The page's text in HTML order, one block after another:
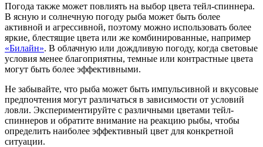
Погода также может повлиять на выбор цвета тейл-спиннера.
В ясную и солнечную погоду рыба может быть более
активной и агрессивной, поэтому можно использовать более
яркие, блестящие цвета или же комбинированные, например
«Билайн». В облачную или дождливую погоду, когда световые
условия менее благоприятны, темные или контрастные цвета
могут быть более эффективными.
Не забывайте, что рыба может быть импульсивной и вкусовые
предпочтения могут различаться в зависимости от условий
ловли. Экспериментируйте с различными цветами тейл-
спиннеров и обратите внимание на реакцию рыбы, чтобы
определить наиболее эффективный цвет для конкретной
ситуации.